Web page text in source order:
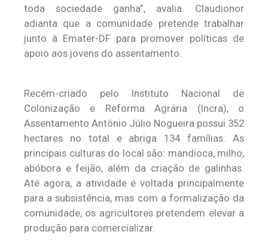
toda sociedade ganha”, avalia. Claudionor
adianta que a comunidade pretende trabalhar
junto à Emater-DF para promover políticas de
apoio aos jovens do assentamento.
Recém-criado pelo Instituto Nacional de
Colonização e Reforma Agrária (Incra), o
Assentamento Antônio Júlio Nogueira possui 352
hectares no total e abriga 134 famílias. As
principais culturas do local são: mandioca, milho,
abóbora e feijão, além da criação de galinhas.
Até agora, a atividade é voltada principalmente
para a subsistência, mas com a formalização da
comunidade, os agricultores pretendem elevar a
produção para comercializar.